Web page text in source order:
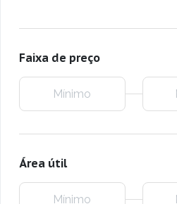
Faixa de preço
Área útil